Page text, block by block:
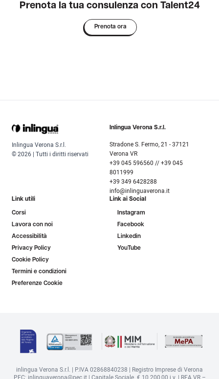
Prenota la tua consulenza con Talent24
Prenota ora
Inlingua Verona S.r.l.
© 2026 | Tutti i diritti riservati
Inlingua Verona S.r.l.
Stradone S. Fermo, 21 - 37121
Verona VR
+39 045 596560 // +39 045
8011999
+39 349 6428288
info@inlinguaverona.it
Link utili
Corsi
Lavora con noi
Accessibilità
Privacy Policy
Cookie Policy
Termini e condizioni
Preferenze Cookie
Link ai Social
Instagram
Facebook
Linkedin
YouTube
inlingua Verona S.r.l. | P.IVA 02868840238 | Registro Imprese di Verona
PEC: inlinguaverona@pec.it | Capitale Sociale € 10.200,00 i.v. | REA VR –